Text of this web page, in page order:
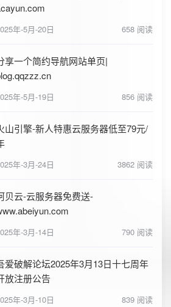
年-5月-20日 658 阅读
享一个简约导航网站单页|
年-5月-19日 856 阅读
山引擎-新人特惠云服务器低至79元/
年-3月-24日 3862 阅读
贝云-云服务器免费送-
年-3月-14日 790 阅读
爱破解论坛2025年3月13日十七周年
放注册公告
年-3月-10日 839 阅读